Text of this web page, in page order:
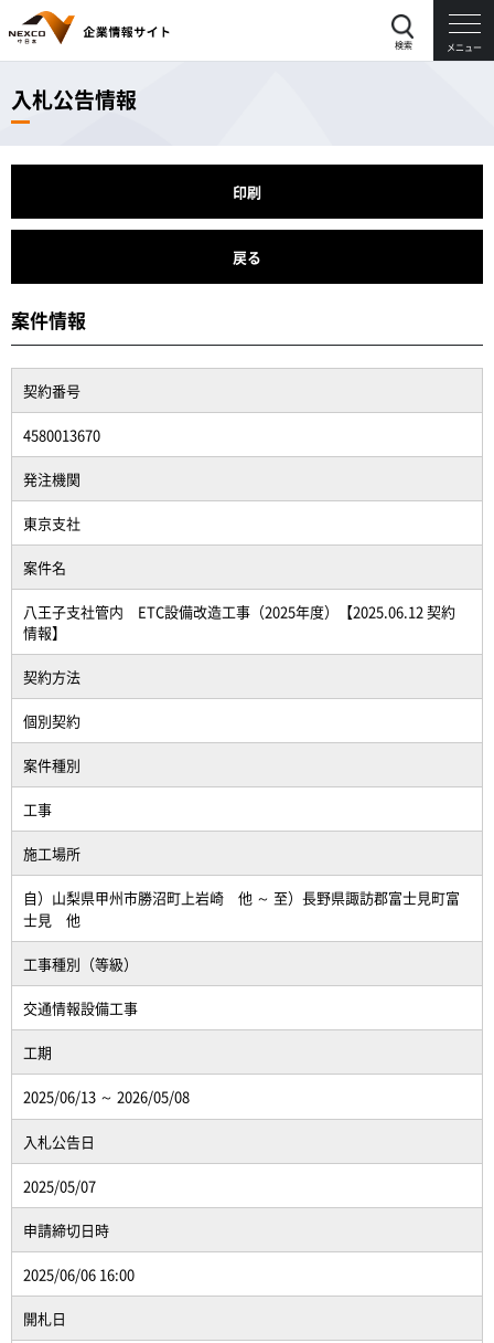
検索 メニュー
入札公告情報
印刷
戻る
案件情報
契約番号
4580013670
発注機関
東京支社
案件名
八王子支社管内 ETC設備改造工事（2025年度）【2025.06.12 契約
情報】
契約方法
個別契約
案件種別
工事
施工場所
自）山梨県甲州市勝沼町上岩崎 他 ～ 至）長野県諏訪郡富士見町富
士見 他
工事種別（等級）
交通情報設備工事
工期
2025/06/13 ～ 2026/05/08
入札公告日
2025/05/07
申請締切日時
2025/06/06 16:00
開札日